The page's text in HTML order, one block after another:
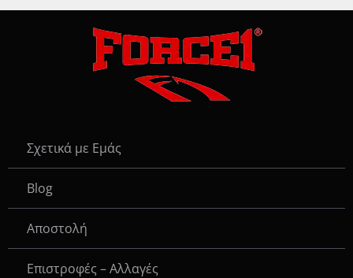
Σχετικά με Εμάς
Blog
Αποστολή
Επιστροφές – Αλλαγές